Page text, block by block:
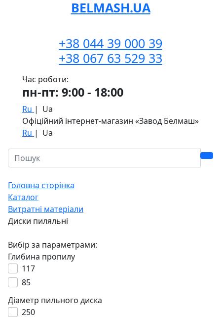
BELMASH.UA
+38 044 39 000 39
+38 067 63 529 33
Час роботи:
пн-пт: 9:00 - 18:00
Ru | Ua
Офіційний інтернет-магазин «Завод Белмаш»
Ru | Ua
Головна сторінка
Каталог
Витратні матеріали
Диски пиляльні
Вибір за параметрами:
Глибина пропилу
117
85
Діаметр пильного диска
250